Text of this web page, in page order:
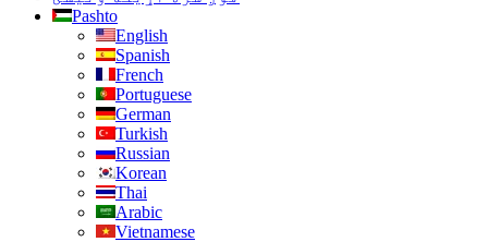
Pashto
English
Spanish
French
Portuguese
German
Turkish
Russian
Korean
Thai
Arabic
Vietnamese